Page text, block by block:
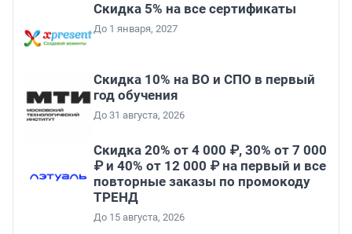
Скидка 5% на все сертификаты
До 1 января, 2027
Скидка 10% на ВО и СПО в первый
год обучения
До 31 августа, 2026
Скидка 20% от 4 000 ₽, 30% от 7 000
₽ и 40% от 12 000 ₽ на первый и все
повторные заказы по промокоду
ТРЕНД
До 15 августа, 2026